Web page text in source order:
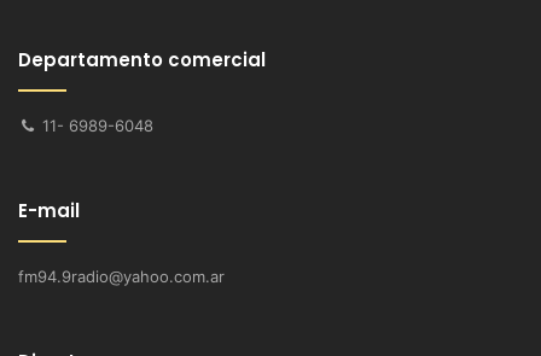
Departamento comercial
11- 6989-6048
E-mail
fm94.9radio@yahoo.com.ar